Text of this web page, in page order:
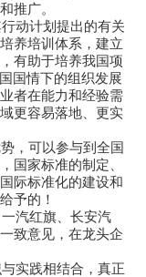
推广。
动计划提出的有关
养培训体系，建立
有助于培养我国项
国情下的组织发展
者在能力和经验需
更容易落地、更实
，可以参与到全国
国家标准的制定、
际标准化的建设和
予的！
汽红旗、长安汽
致意见，在龙头企
实践相结合，真正